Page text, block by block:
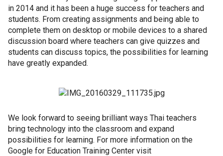
in 2014 and it has been a huge success for teachers and
students. From creating assignments and being able to
complete them on desktop or mobile devices to a shared
discussion board where teachers can give quizzes and
students can discuss topics, the possibilities for learning
have greatly expanded.
We look forward to seeing brilliant ways Thai teachers
bring technology into the classroom and expand
possibilities for learning. For more information on the